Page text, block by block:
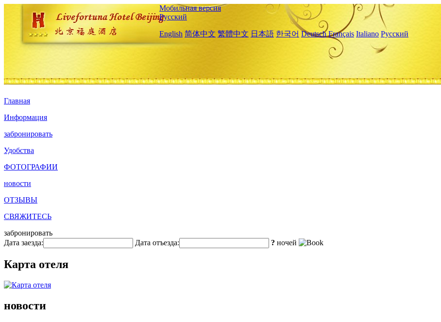
Мобильная версия
Русский
English 简体中文 繁體中文 日本語 한국어 Deutsch Français Italiano Русский
Главная
Информация
забронировать
Удобства
ФОТОГРАФИИ
новости
ОТЗЫВЫ
СВЯЖИТЕСЬ
забронировать
Дата заезда:
Дата отъезда: ? ночей
Карта отеля
новости